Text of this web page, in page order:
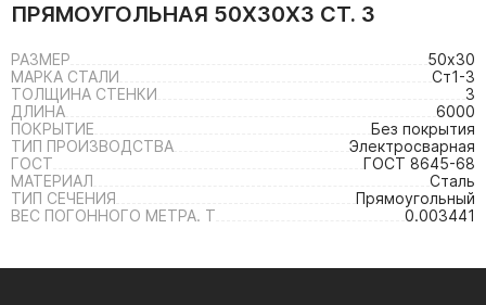
ПРЯМОУГОЛЬНАЯ 50Х30Х3 СТ. 3
РАЗМЕР
50х30
МАРКА СТАЛИ
Ст1-3
ТОЛЩИНА СТЕНКИ
3
ДЛИНА
6000
ПОКРЫТИЕ
Без покрытия
ТИП ПРОИЗВОДСТВА
Электросварная
ГОСТ
ГОСТ 8645-68
МАТЕРИАЛ
Сталь
ТИП СЕЧЕНИЯ
Прямоугольный
ВЕС ПОГОННОГО МЕТРА. Т
0.003441